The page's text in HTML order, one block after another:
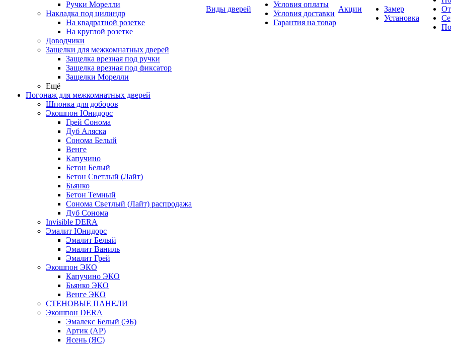
Ручки Морелли
Накладка под цилиндр
На квадратной розетке
На круглой розетке
Доводчики
Защелки для межкомнатных дверей
Защелка врезная под ручки
Защелка врезная под фиксатор
Защелки Морелли
Ещё
Погонаж для межкомнатных дверей
Шпонка для доборов
Экошпон Юнидорс
Грей Сонома
Дуб Аляска
Сонома Белый
Венге
Капучино
Бетон Белый
Бетон Светлый (Лайт)
Бьянко
Бетон Темный
Сонома Светлый (Лайт) распродажа
Дуб Сонома
Invisible DERA
Эмалит Юнидорс
Эмалит Белый
Эмалит Ваниль
Эмалит Грей
Экошпон ЭКО
Капучино ЭКО
Бьянко ЭКО
Венге ЭКО
СТЕНОВЫЕ ПАНЕЛИ
Экошпон DERA
Эмалекс Белый (ЭБ)
Артик (АР)
Ясень (ЯС)
Виды дверей
Условия оплаты
Условия доставки
Гарантия на товар
Акции
Замер
Установка